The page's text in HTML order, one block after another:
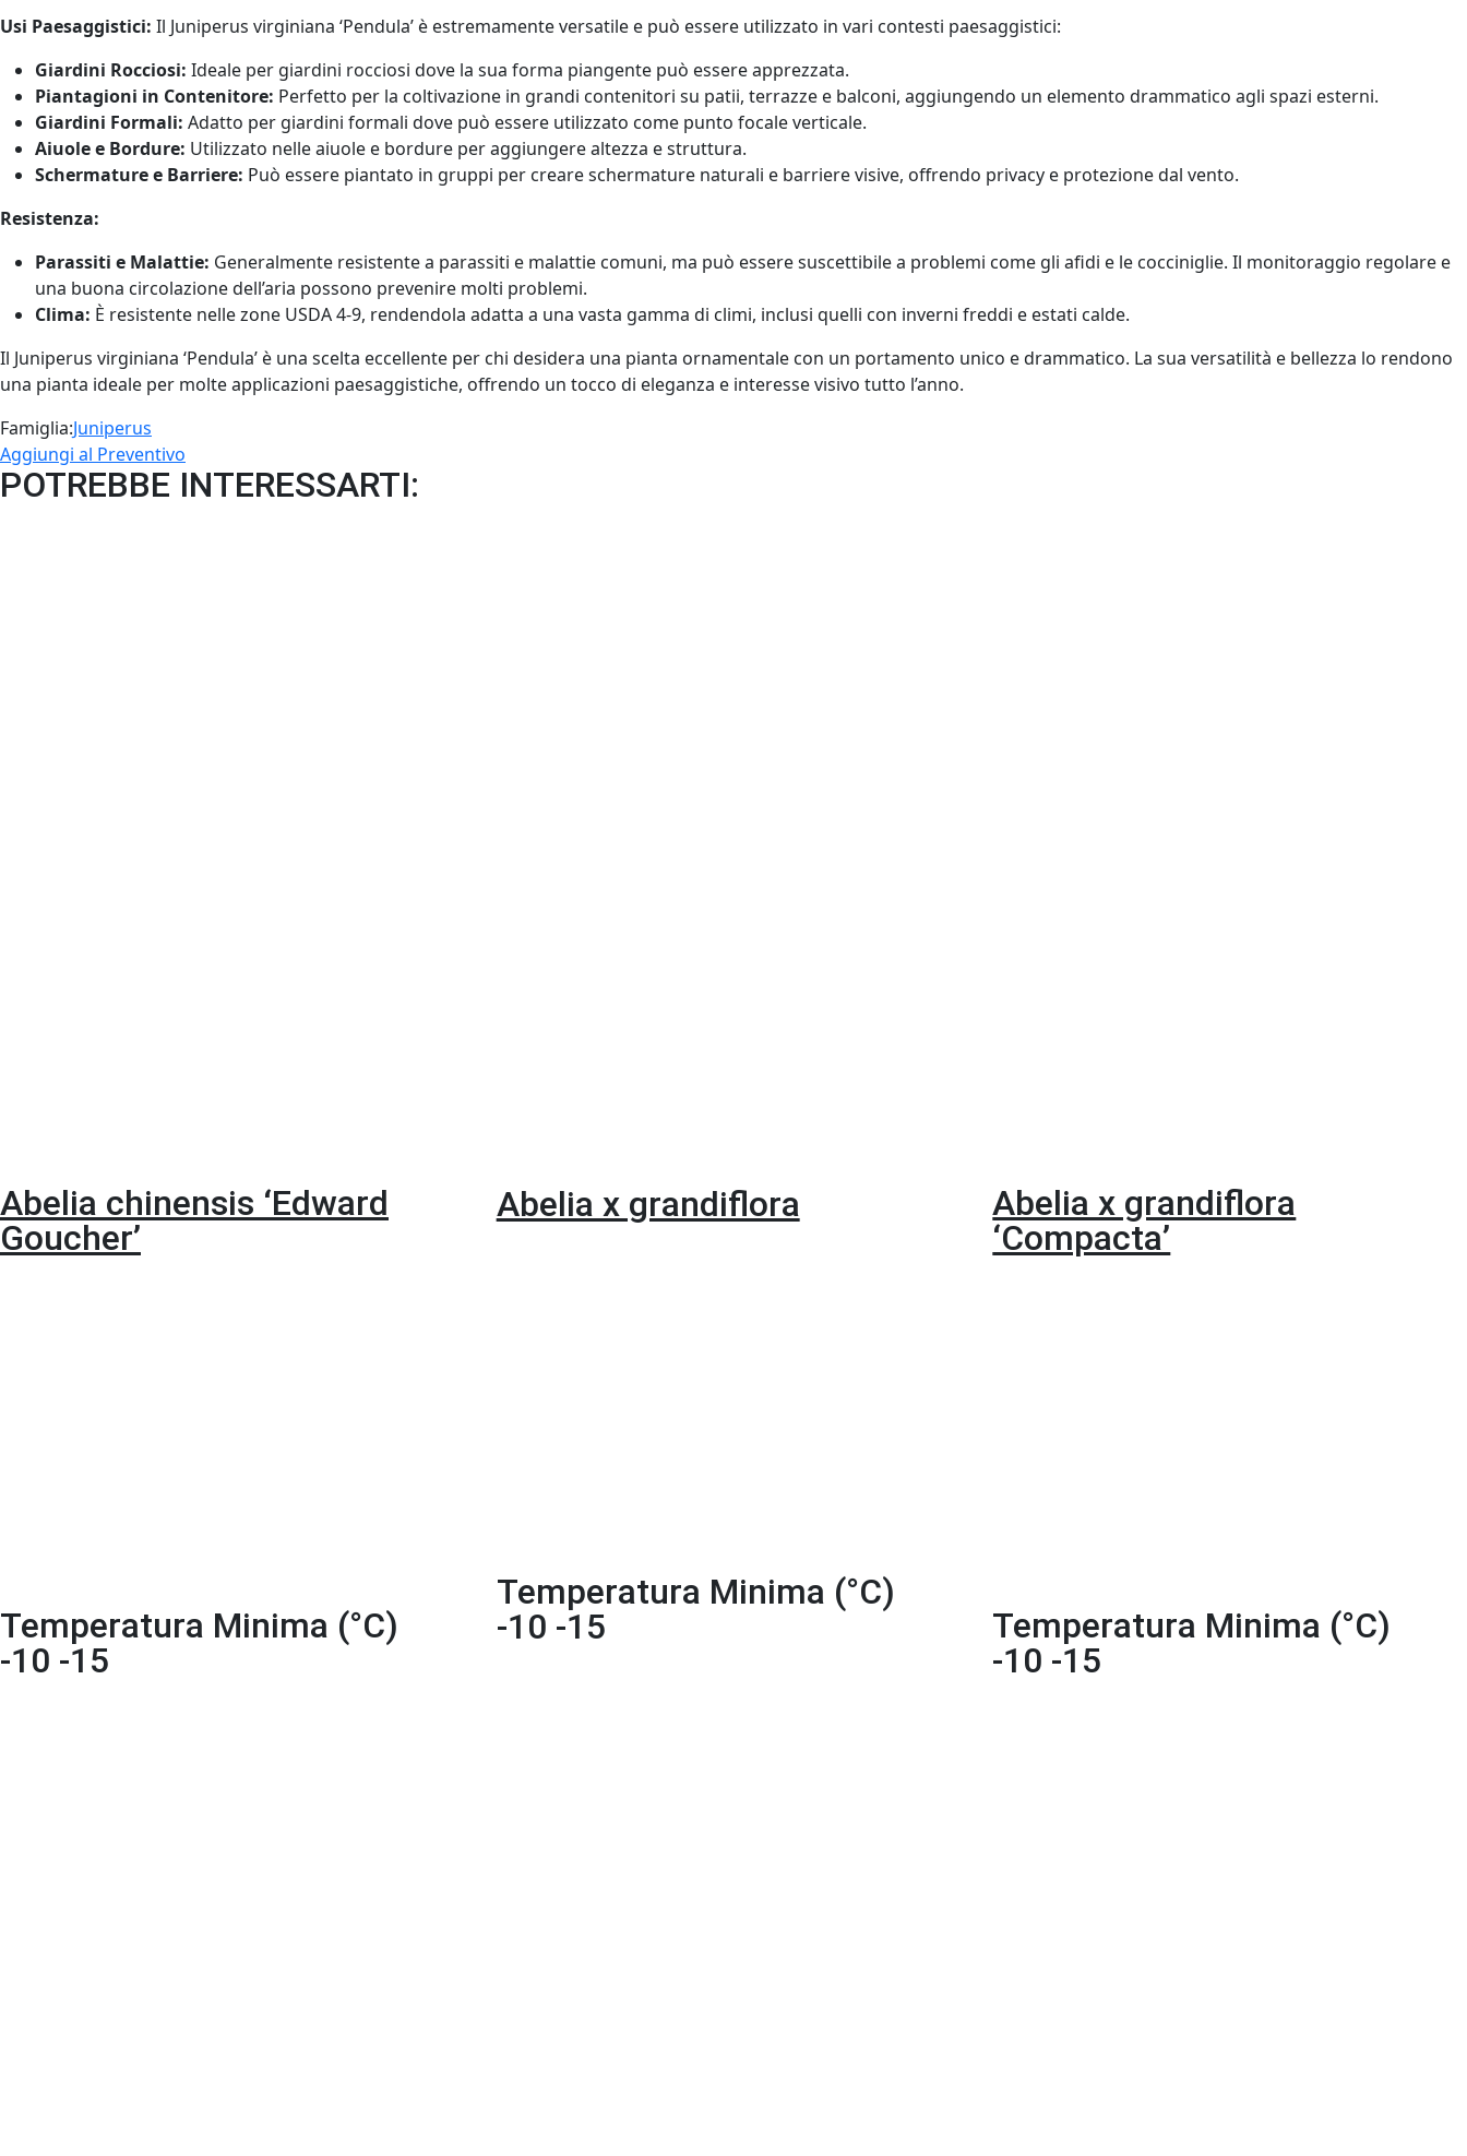
Usi Paesaggistici: Il Juniperus virginiana ‘Pendula’ è estremamente versatile e può essere utilizzato in vari contesti paesaggistici:
Giardini Rocciosi: Ideale per giardini rocciosi dove la sua forma piangente può essere apprezzata.
Piantagioni in Contenitore: Perfetto per la coltivazione in grandi contenitori su patii, terrazze e balconi, aggiungendo un elemento drammatico agli spazi esterni.
Giardini Formali: Adatto per giardini formali dove può essere utilizzato come punto focale verticale.
Aiuole e Bordure: Utilizzato nelle aiuole e bordure per aggiungere altezza e struttura.
Schermature e Barriere: Può essere piantato in gruppi per creare schermature naturali e barriere visive, offrendo privacy e protezione dal vento.
Resistenza:
Parassiti e Malattie: Generalmente resistente a parassiti e malattie comuni, ma può essere suscettibile a problemi come gli afidi e le cocciniglie. Il monitoraggio regolare e
una buona circolazione dell’aria possono prevenire molti problemi.
Clima: È resistente nelle zone USDA 4-9, rendendola adatta a una vasta gamma di climi, inclusi quelli con inverni freddi e estati calde.
Il Juniperus virginiana ‘Pendula’ è una scelta eccellente per chi desidera una pianta ornamentale con un portamento unico e drammatico. La sua versatilità e bellezza lo rendono
una pianta ideale per molte applicazioni paesaggistiche, offrendo un tocco di eleganza e interesse visivo tutto l’anno.
Famiglia:Juniperus
Aggiungi al Preventivo
POTREBBE INTERESSARTI:
Abelia chinensis ‘Edward
Goucher’
Temperatura Minima (°C)
-10 -15
Abelia x grandiflora
Temperatura Minima (°C)
-10 -15
Abelia x grandiflora
‘Compacta’
Temperatura Minima (°C)
-10 -15